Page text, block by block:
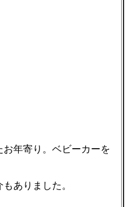
年寄り。ベビーカーを
ありました。